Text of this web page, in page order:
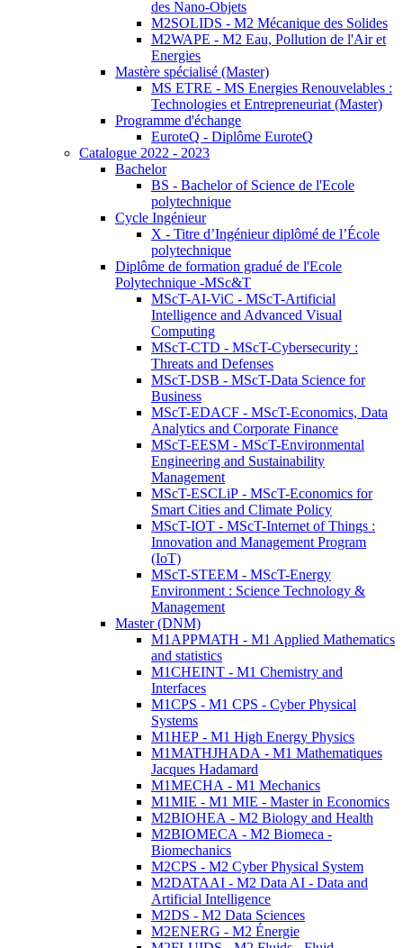
des Nano-Objets
M2SOLIDS - M2 Mécanique des Solides
M2WAPE - M2 Eau, Pollution de l'Air et
Energies
Mastère spécialisé (Master)
MS ETRE - MS Energies Renouvelables :
Technologies et Entrepreneuriat (Master)
Programme d'échange
EuroteQ - Diplôme EuroteQ
Catalogue 2022 - 2023
Bachelor
BS - Bachelor of Science de l'Ecole
polytechnique
Cycle Ingénieur
X - Titre d’Ingénieur diplômé de l’École
polytechnique
Diplôme de formation gradué de l'Ecole
Polytechnique -MSc&T
MScT-AI-ViC - MScT-Artificial
Intelligence and Advanced Visual
Computing
MScT-CTD - MScT-Cybersecurity :
Threats and Defenses
MScT-DSB - MScT-Data Science for
Business
MScT-EDACF - MScT-Economics, Data
Analytics and Corporate Finance
MScT-EESM - MScT-Environmental
Engineering and Sustainability
Management
MScT-ESCLiP - MScT-Economics for
Smart Cities and Climate Policy
MScT-IOT - MScT-Internet of Things :
Innovation and Management Program
(IoT)
MScT-STEEM - MScT-Energy
Environment : Science Technology &
Management
Master (DNM)
M1APPMATH - M1 Applied Mathematics
and statistics
M1CHEINT - M1 Chemistry and
Interfaces
M1CPS - M1 CPS - Cyber Physical
Systems
M1HEP - M1 High Energy Physics
M1MATHJHADA - M1 Mathematiques
Jacques Hadamard
M1MECHA - M1 Mechanics
M1MIE - M1 MIE - Master in Economics
M2BIOHEA - M2 Biology and Health
M2BIOMECA - M2 Biomeca -
Biomechanics
M2CPS - M2 Cyber Physical System
M2DATAAI - M2 Data AI - Data and
Artificial Intelligence
M2DS - M2 Data Sciences
M2ENERG - M2 Énergie